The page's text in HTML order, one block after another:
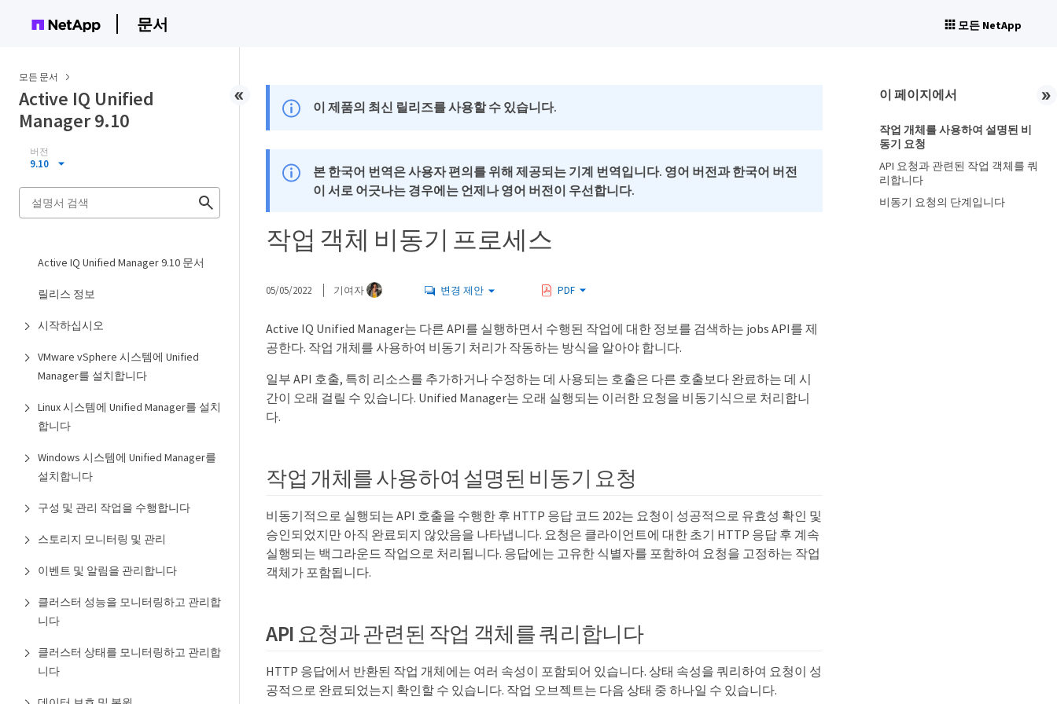
문서 모든 NetApp
모든 문서
Active IQ Unified
Manager 9.10
버전
9.10
Active IQ Unified Manager 9.10 문서
릴리스 정보
시작하십시오
VMware vSphere 시스템에 Unified
Manager를 설치합니다
Linux 시스템에 Unified Manager를 설치
합니다
Windows 시스템에 Unified Manager를
설치합니다
구성 및 관리 작업을 수행합니다
스토리지 모니터링 및 관리
이벤트 및 알림을 관리합니다
클러스터 성능을 모니터링하고 관리합
니다
클러스터 상태를 모니터링하고 관리합
니다
이 제품의 최신 릴리즈를 사용할 수 있습니다.
본 한국어 번역은 사용자 편의를 위해 제공되는 기계 번역입니다. 영어 버전과 한국어 버전
이 서로 어긋나는 경우에는 언제나 영어 버전이 우선합니다.
작업 객체 비동기 프로세스
05/05/2022 기여자 변경 제안 PDF
Active IQ Unified Manager는 다른 API를 실행하면서 수행된 작업에 대한 정보를 검색하는 jobs API를 제
공한다. 작업 개체를 사용하여 비동기 처리가 작동하는 방식을 알아야 합니다.
일부 API 호출, 특히 리소스를 추가하거나 수정하는 데 사용되는 호출은 다른 호출보다 완료하는 데 시
간이 오래 걸릴 수 있습니다. Unified Manager는 오래 실행되는 이러한 요청을 비동기식으로 처리합니
다.
작업 개체를 사용하여 설명된 비동기 요청
비동기적으로 실행되는 API 호출을 수행한 후 HTTP 응답 코드 202는 요청이 성공적으로 유효성 확인 및
승인되었지만 아직 완료되지 않았음을 나타냅니다. 요청은 클라이언트에 대한 초기 HTTP 응답 후 계속
실행되는 백그라운드 작업으로 처리됩니다. 응답에는 고유한 식별자를 포함하여 요청을 고정하는 작업
객체가 포함됩니다.
API 요청과 관련된 작업 객체를 쿼리합니다
HTTP 응답에서 반환된 작업 개체에는 여러 속성이 포함되어 있습니다. 상태 속성을 쿼리하여 요청이 성
공적으로 완료되었는지 확인할 수 있습니다. 작업 오브젝트는 다음 상태 중 하나일 수 있습니다.
이 페이지에서
작업 개체를 사용하여 설명된 비
동기 요청
API 요청과 관련된 작업 객체를 쿼
리합니다
비동기 요청의 단계입니다